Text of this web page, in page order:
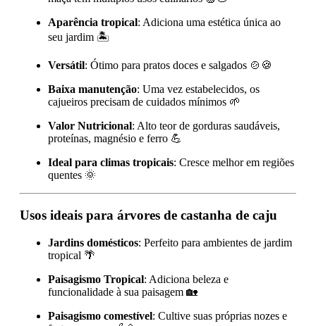
Aparência tropical: Adiciona uma estética única ao
seu jardim 🏝️
Versátil: Ótimo para pratos doces e salgados 🍲🍪
Baixa manutenção: Uma vez estabelecidos, os
cajueiros precisam de cuidados mínimos 🌱
Valor Nutricional: Alto teor de gorduras saudáveis,
proteínas, magnésio e ferro 💪
Ideal para climas tropicais: Cresce melhor em regiões
quentes 🌞
Usos ideais para árvores de castanha de caju
Jardins domésticos: Perfeito para ambientes de jardim
tropical 🌴
Paisagismo Tropical: Adiciona beleza e
funcionalidade à sua paisagem 🏡
Paisagismo comestível: Cultive suas próprias nozes e